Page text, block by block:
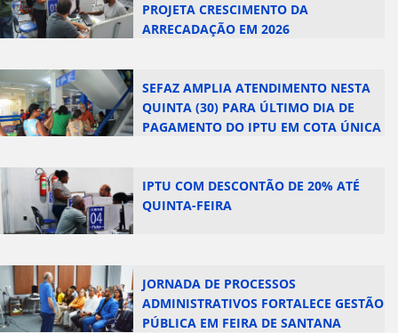
PROJETA CRESCIMENTO DA
ARRECADAÇÃO EM 2026
SEFAZ AMPLIA ATENDIMENTO NESTA
QUINTA (30) PARA ÚLTIMO DIA DE
PAGAMENTO DO IPTU EM COTA ÚNICA
IPTU COM DESCONTÃO DE 20% ATÉ
QUINTA-FEIRA
JORNADA DE PROCESSOS
ADMINISTRATIVOS FORTALECE GESTÃO
PÚBLICA EM FEIRA DE SANTANA